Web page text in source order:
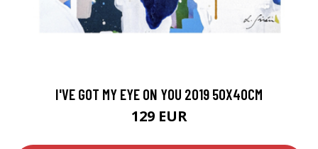
I'VE GOT MY EYE ON YOU 2019 50X40CM
129 EUR